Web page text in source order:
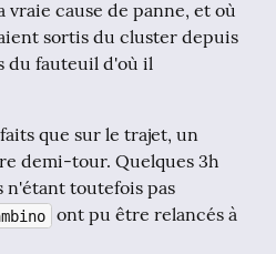
sortis du cluster depuis
du fauteuil d'où il
que sur le trajet, un
demi-tour. Quelques 3h
n'étant toutefois pas
ont pu être relancés à